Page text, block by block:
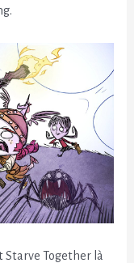
Together là